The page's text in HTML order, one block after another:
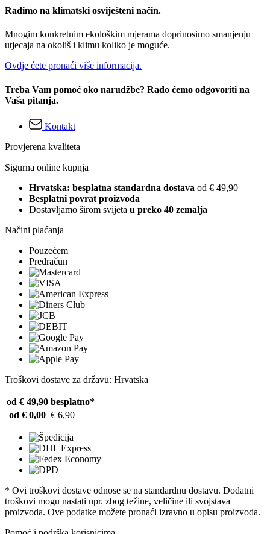
Radimo na klimatski osviješteni način.
Mnogim konkretnim ekološkim mjerama doprinosimo smanjenju
utjecaja na okoliš i klimu koliko je moguće.
Ovdje ćete pronaći više informacija.
Treba Vam pomoć oko narudžbe? Rado ćemo odgovoriti na
Vaša pitanja.
Kontakt
Provjerena kvaliteta
Sigurna online kupnja
Hrvatska: besplatna standardna dostava od € 49,90
Besplatni povrat proizvoda
Dostavljamo širom svijeta u preko 40 zemalja
Načini plaćanja
Pouzećem
Predračun
Troškovi dostave za državu: Hrvatska
od € 49,90 besplatno*
od € 0,00 € 6,90
* Ovi troškovi dostave odnose se na standardnu ​​dostavu. Dodatni
troškovi mogu nastati npr. zbog težine, veličine ili svojstava
proizvoda. Ove podatke možete pronaći izravno u opisu proizvoda.